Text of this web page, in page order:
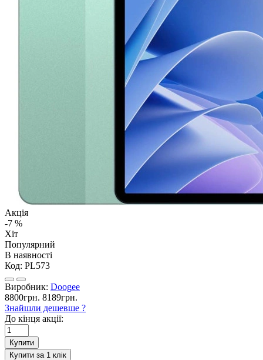
Акція
-7 %
Хіт
Популярний
В наявності
Код: PL573
Виробник: Doogee
8800грн. 8189грн.
Знайшли дешевше ?
До кінця акції:
Купити
Купити за 1 клiк